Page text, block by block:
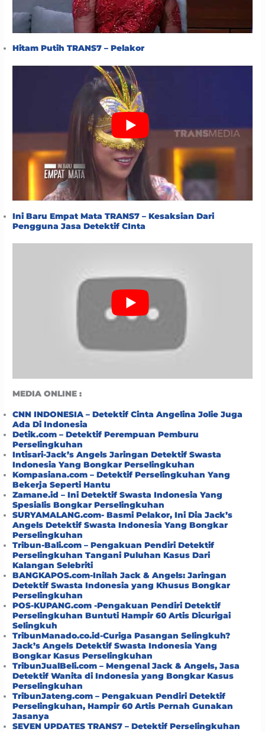
Hitam Putih TRANS7 – Pelakor
Ini Baru Empat Mata TRANS7 – Kesaksian Dari
Pengguna Jasa Detektif CInta
MEDIA ONLINE :
CNN INDONESIA – Detektif Cinta Angelina Jolie Juga
Ada Di Indonesia
Detik.com – Detektif Perempuan Pemburu
Perselingkuhan
Intisari-Jack’s Angels Jaringan Detektif Swasta
Indonesia Yang Bongkar Perselingkuhan
Kompasiana.com – Detektif Perselingkuhan Yang
Bekerja Seperti Hantu
Zamane.id – Ini Detektif Swasta Indonesia Yang
Spesialis Bongkar Perselingkuhan
SURYAMALANG.com- Basmi Pelakor, Ini Dia Jack’s
Angels Detektif Swasta Indonesia Yang Bongkar
Perselingkuhan
Tribun-Bali.com – Pengakuan Pendiri Detektif
Perselingkuhan Tangani Puluhan Kasus Dari
Kalangan Selebriti
BANGKAPOS.com-Inilah Jack & Angels: Jaringan
Detektif Swasta Indonesia yang Khusus Bongkar
Perselingkuhan
POS-KUPANG.com -Pengakuan Pendiri Detektif
Perselingkuhan Buntuti Hampir 60 Artis Dicurigai
Selingkuh
TribunManado.co.id-Curiga Pasangan Selingkuh?
Jack’s Angels Detektif Swasta Indonesia Yang
Bongkar Kasus Perselingkuhan
TribunJualBeli.com – Mengenal Jack & Angels, Jasa
Detektif Wanita di Indonesia yang Bongkar Kasus
Perselingkuhan
TribunJateng.com – Pengakuan Pendiri Detektif
Perselingkuhan, Hampir 60 Artis Pernah Gunakan
Jasanya
SEVEN UPDATES TRANS7 – Detektif Perselingkuhan